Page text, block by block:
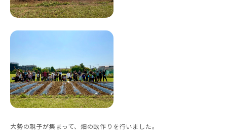
大勢の親子が集まって、畑の畝作りを行いました。